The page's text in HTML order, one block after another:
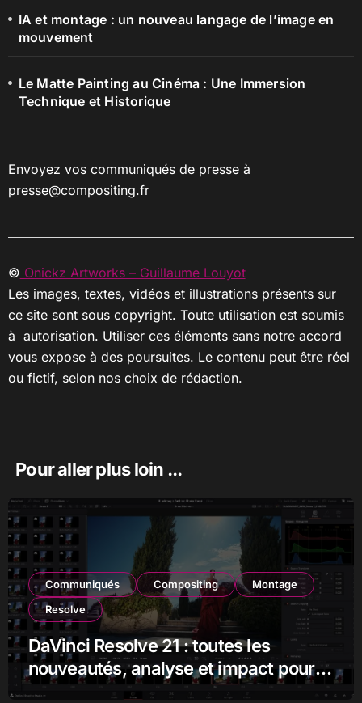
IA et montage : un nouveau langage de l’image en
mouvement
Le Matte Painting au Cinéma : Une Immersion
Technique et Historique
Envoyez vos communiqués de presse à
presse@compositing.fr
© Onickz Artworks – Guillaume Louyot
Les images, textes, vidéos et illustrations présents sur
ce site sont sous copyright. Toute utilisation est soumis
à autorisation. Utiliser ces éléments sans notre accord
vous expose à des poursuites. Le contenu peut être réel
ou fictif, selon nos choix de rédaction.
Pour aller plus loin ...
Communiqués Compositing
Montage
Resolve
DaVinci Resolve 21 : toutes les
nouveautés, analyse et impact pour
les monteurs, étalonneurs et